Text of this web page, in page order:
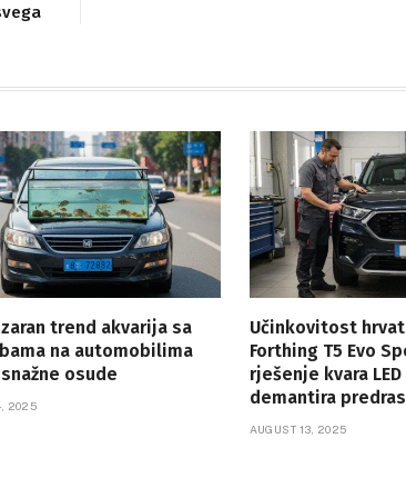
trend akvarija sa
na automobilima
osude
2025
Učinkovitost
Forthing T5 Evo
rješenje kvara
demantira
AUGUST 13, 2025